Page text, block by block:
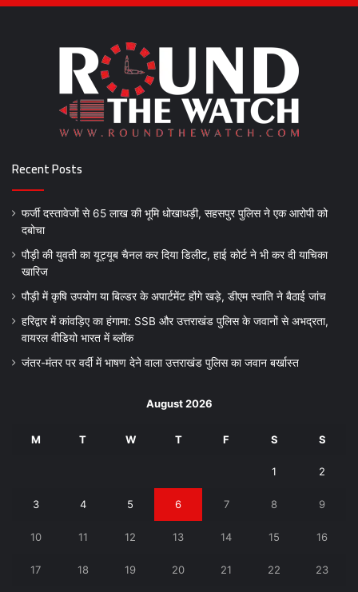
Recent Posts
फर्जी दस्तावेजों से 65 लाख की भूमि धोखाधड़ी, सहसपुर पुलिस ने एक आरोपी को
दबोचा
पौड़ी की युवती का यूट्यूब चैनल कर दिया डिलीट, हाई कोर्ट ने भी कर दी याचिका
खारिज
पौड़ी में कृषि उपयोग या बिल्डर के अपार्टमेंट होंगे खड़े, डीएम स्वाति ने बैठाई जांच
हरिद्वार में कांवड़िए का हंगामा: SSB और उत्तराखंड पुलिस के जवानों से अभद्रता,
वायरल वीडियो भारत में ब्लॉक
जंतर-मंतर पर वर्दी में भाषण देने वाला उत्तराखंड पुलिस का जवान बर्खास्त
August 2026
M T W T F S S
1 2
3 4 5 6 7 8 9
10 11 12 13 14 15 16
17 18 19 20 21 22 23